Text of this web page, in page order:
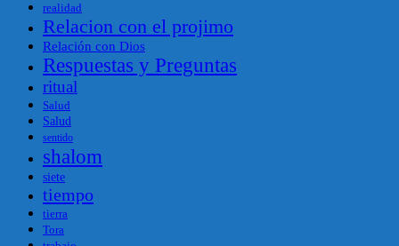
realidad
Relacion con el projimo
Relación con Dios
Respuestas y Preguntas
ritual
Salud
Salud
sentido
shalom
siete
tiempo
tierra
Tora